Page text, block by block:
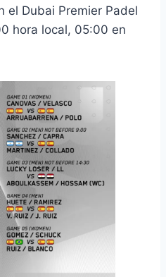
el Dubai Premier Padel
hora local, 05:00 en